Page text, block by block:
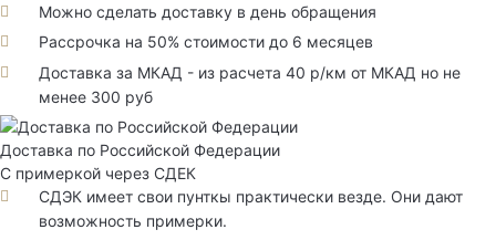
Можно сделать доставку в день обращения
Рассрочка на 50% стоимости до 6 месяцев
Доставка за МКАД - из расчета 40 р/км от МКАД но не
менее 300 руб
Доставка по Российской Федерации
С примеркой через СДЕК
СДЭК имеет свои пунткы практически везде. Они дают
возможность примерки.